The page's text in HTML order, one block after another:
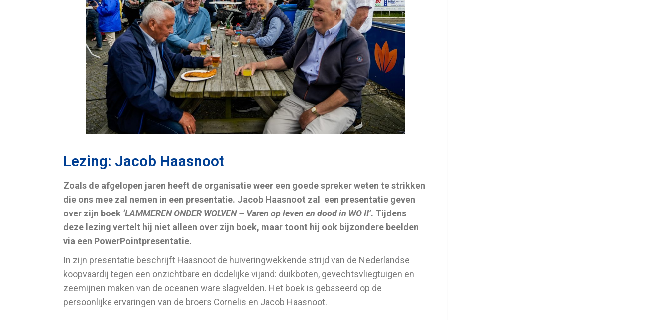
Lezing: Jacob Haasnoot
Zoals de afgelopen jaren heeft de organisatie weer een goede spreker weten te strikken
die ons mee zal nemen in een presentatie. Jacob Haasnoot zal een presentatie geven
over zijn boek ‘LAMMEREN ONDER WOLVEN – Varen op leven en dood in WO II’. Tijdens
deze lezing vertelt hij niet alleen over zijn boek, maar toont hij ook bijzondere beelden
via een PowerPointpresentatie.
In zijn presentatie beschrijft Haasnoot de huiveringwekkende strijd van de Nederlandse
koopvaardij tegen een onzichtbare en dodelijke vijand: duikboten, gevechtsvliegtuigen en
zeemijnen maken van de oceanen ware slagvelden. Het boek is gebaseerd op de
persoonlijke ervaringen van de broers Cornelis en Jacob Haasnoot.